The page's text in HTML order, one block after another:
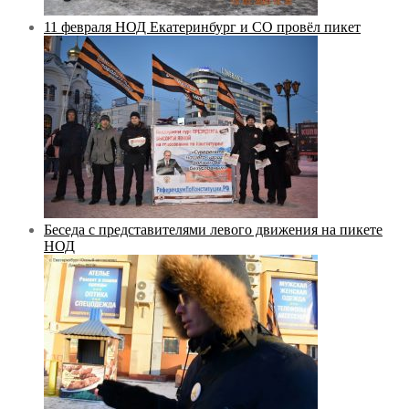
11 февраля НОД Екатеринбург и СО провёл пикет
Беседа с представителями левого движения на пикете
НОД